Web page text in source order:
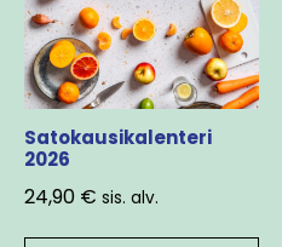
Satokausikalenteri
2026
24,90 € sis. alv.